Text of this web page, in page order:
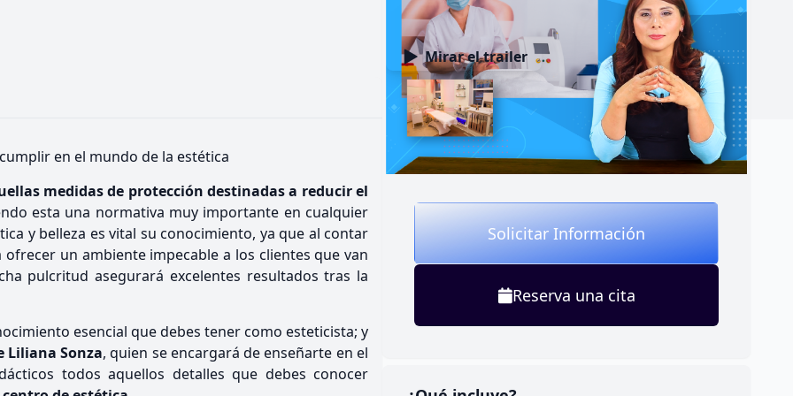
en el mundo de la estética
medidas de protección destinadas a reducir el
esta una normativa muy importante en cualquier
y belleza es vital su conocimiento, ya que al contar
un ambiente impecable a los clientes que van
pulcritud asegurará excelentes resultados tras la
esencial que debes tener como esteticista; y
Liliana Sonza, quien se encargará de enseñarte en el
todos aquellos detalles que debes conocer
Mirar el trailer
Solicitar Información
Reserva una cita